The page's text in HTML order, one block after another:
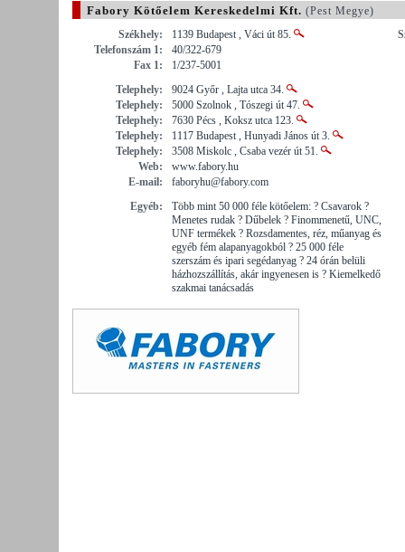
Fabory Kötőelem Kereskedelmi Kft. (Pest Megye)
Székhely:
1139 Budapest , Váci út 85.
Telefonszám 1:
40/322-679
Fax 1:
1/237-5001
Telephely:
9024 Győr , Lajta utca 34.
Telephely:
5000 Szolnok , Tószegi út 47.
Telephely:
7630 Pécs , Koksz utca 123.
Telephely:
1117 Budapest , Hunyadi János út 3.
Telephely:
3508 Miskolc , Csaba vezér út 51.
Web:
www.fabory.hu
E-mail:
faboryhu@fabory.com
Egyéb:
Több mint 50 000 féle kötőelem: ? Csavarok ?
Menetes rudak ? Dűbelek ? Finommenetű, UNC,
UNF termékek ? Rozsdamentes, réz, műanyag és
egyéb fém alapanyagokból ? 25 000 féle
szerszám és ipari segédanyag ? 24 órán belüli
házhozszállítás, akár ingyenesen is ? Kiemelkedő
szakmai tanácsadás